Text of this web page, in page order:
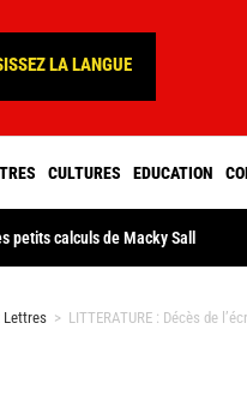
LA LANGUE
CULTURES EDUCATION
petits calculs de Macky Sall
> LITTERATURE : Décès de